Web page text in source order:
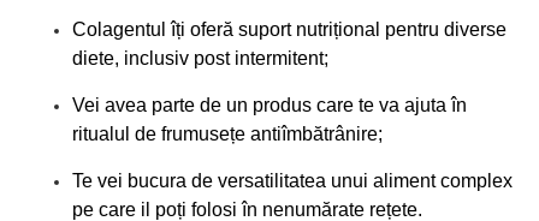
Colagentul îți oferă suport nutrițional pentru diverse
diete, inclusiv post intermitent;
Vei avea parte de un produs care te va ajuta în
ritualul de frumusețe antiîmbătrânire;
Te vei bucura de versatilitatea unui aliment complex
pe care il poți folosi în nenumărate rețete.